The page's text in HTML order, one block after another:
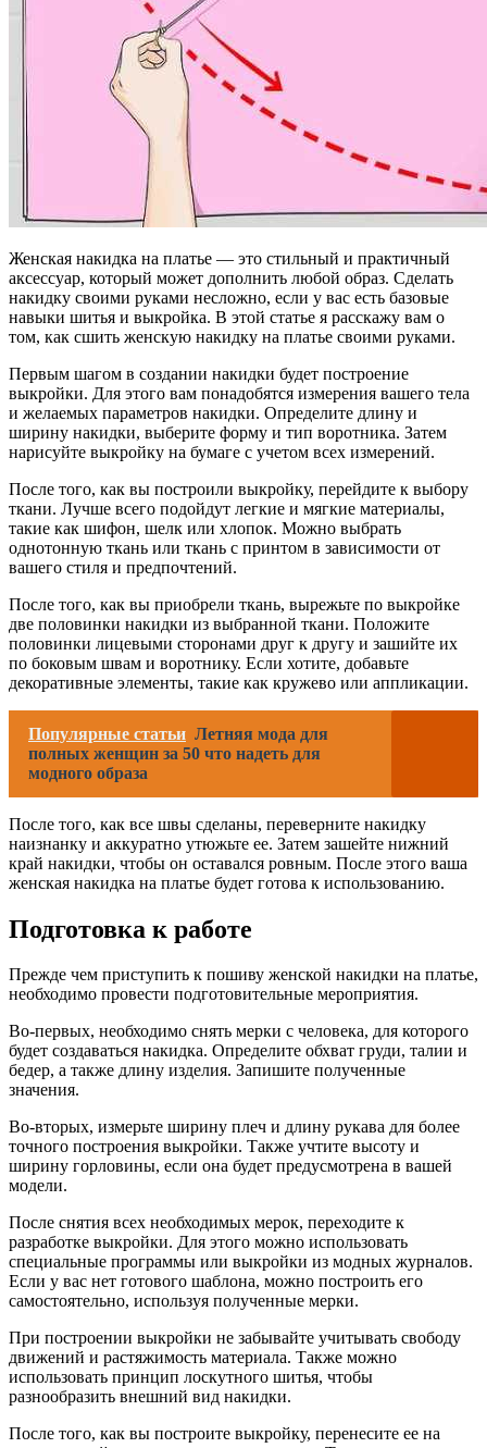
Женская накидка на платье — это стильный и практичный
аксессуар, который может дополнить любой образ. Сделать
накидку своими руками несложно, если у вас есть базовые
навыки шитья и выкройка. В этой статье я расскажу вам о
том, как сшить женскую накидку на платье своими руками.
Первым шагом в создании накидки будет построение
выкройки. Для этого вам понадобятся измерения вашего тела
и желаемых параметров накидки. Определите длину и
ширину накидки, выберите форму и тип воротника. Затем
нарисуйте выкройку на бумаге с учетом всех измерений.
После того, как вы построили выкройку, перейдите к выбору
ткани. Лучше всего подойдут легкие и мягкие материалы,
такие как шифон, шелк или хлопок. Можно выбрать
однотонную ткань или ткань с принтом в зависимости от
вашего стиля и предпочтений.
После того, как вы приобрели ткань, вырежьте по выкройке
две половинки накидки из выбранной ткани. Положите
половинки лицевыми сторонами друг к другу и зашийте их
по боковым швам и воротнику. Если хотите, добавьте
декоративные элементы, такие как кружево или аппликации.
Популярные статьи Летняя мода для
полных женщин за 50 что надеть для
модного образа
После того, как все швы сделаны, переверните накидку
наизнанку и аккуратно утюжьте ее. Затем зашейте нижний
край накидки, чтобы он оставался ровным. После этого ваша
женская накидка на платье будет готова к использованию.
Подготовка к работе
Прежде чем приступить к пошиву женской накидки на платье,
необходимо провести подготовительные мероприятия.
Во-первых, необходимо снять мерки с человека, для которого
будет создаваться накидка. Определите обхват груди, талии и
бедер, а также длину изделия. Запишите полученные
значения.
Во-вторых, измерьте ширину плеч и длину рукава для более
точного построения выкройки. Также учтите высоту и
ширину горловины, если она будет предусмотрена в вашей
модели.
После снятия всех необходимых мерок, переходите к
разработке выкройки. Для этого можно использовать
специальные программы или выкройки из модных журналов.
Если у вас нет готового шаблона, можно построить его
самостоятельно, используя полученные мерки.
При построении выкройки не забывайте учитывать свободу
движений и растяжимость материала. Также можно
использовать принцип лоскутного шитья, чтобы
разнообразить внешний вид накидки.
После того, как вы построите выкройку, перенесите ее на